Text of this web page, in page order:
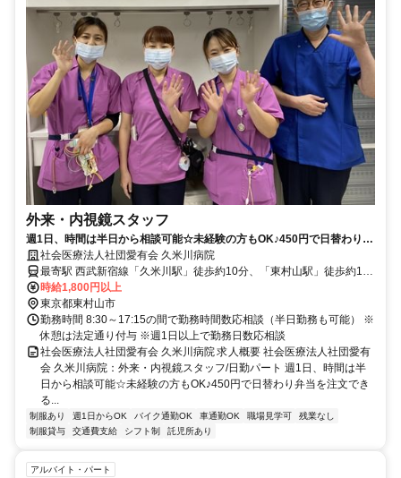
外来・内視鏡スタッフ
週1日、時間は半日から相談可能☆未経験の方もOK♪450円で日替わり弁
当を注文できる◎曜日相談もOK☆17:15終業！駅から徒歩圏内！【東村
山市、久米川駅/東村山駅、病院、外来・内視鏡スタッフ、日勤パート】
社会医療法人社団愛有会 久米川病院
最寄駅 西武新宿線「久米川駅」徒歩約10分、「東村山駅」徒歩約12
分
時給1,800円以上
東京都東村山市
勤務時間 8:30～17:15の間で勤務時間数応相談（半日勤務も可能） ※
休憩は法定通り付与 ※週1日以上で勤務日数応相談
社会医療法人社団愛有会 久米川病院 求人概要 社会医療法人社団愛有
会 久米川病院：外来・内視鏡スタッフ/日勤パート 週1日、時間は半
日から相談可能☆未経験の方もOK♪450円で日替わり弁当を注文でき
る...
制服あり 週1日からOK バイク通勤OK 車通勤OK 職場見学可
残業なし
制服貸与
交通費支給 シフト制 託児所あり
アルバイト・パート